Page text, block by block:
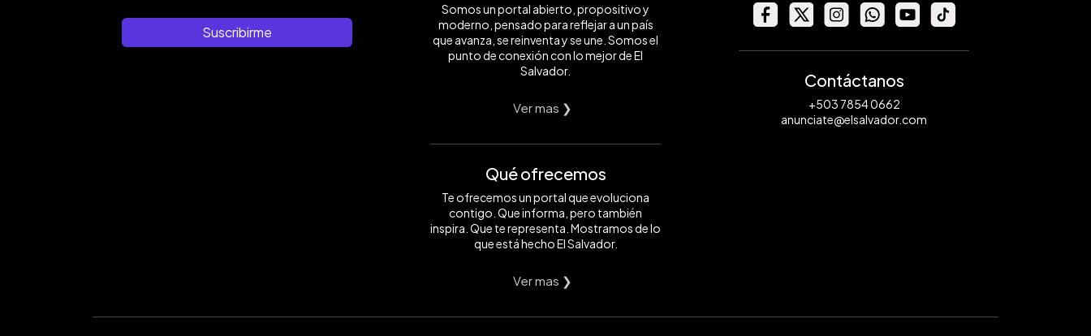
Suscribirme
Somos un portal abierto, propositivo y
moderno, pensado para reflejar a un país
que avanza, se reinventa y se une. Somos el
punto de conexión con lo mejor de El
Salvador.
Ver mas ❯
Qué ofrecemos
Te ofrecemos un portal que evoluciona
contigo. Que informa, pero también
inspira. Que te representa. Mostramos de lo
que está hecho El Salvador.
Ver mas ❯
Contáctanos
+503 7854 0662
anunciate@elsalvador.com